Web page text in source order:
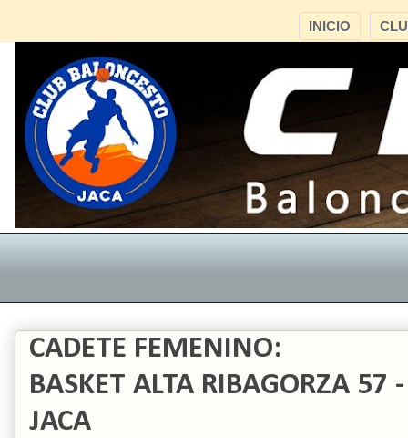
INICIO
CADETE FEMENINO:
BASKET ALTA RIBAGORZA 57
JACA